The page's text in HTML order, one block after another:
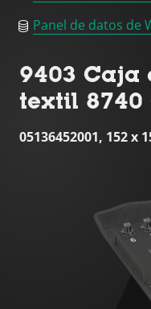
Panel de datos de
9403 Caja
textil 8740
05136452001, 152 x